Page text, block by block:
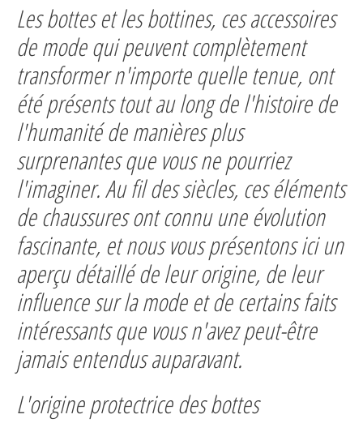
Les bottes et les bottines, ces accessoires
de mode qui peuvent complètement
transformer n'importe quelle tenue, ont
été présents tout au long de l'histoire de
l'humanité de manières plus
surprenantes que vous ne pourriez
l'imaginer. Au fil des siècles, ces éléments
de chaussures ont connu une évolution
fascinante, et nous vous présentons ici un
aperçu détaillé de leur origine, de leur
influence sur la mode et de certains faits
intéressants que vous n'avez peut-être
jamais entendus auparavant.
L'origine protectrice des bottes